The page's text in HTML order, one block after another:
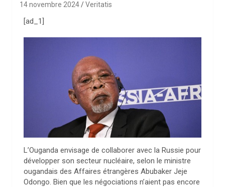
14 novembre 2024 Veritatis
[ad_1]
L’Ouganda envisage de collaborer avec la Russie pour
développer son secteur nucléaire, selon le ministre
ougandais des Affaires étrangères Abubaker Jeje
Odongo. Bien que les négociations n’aient pas encore